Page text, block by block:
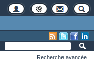
Recherche avancée